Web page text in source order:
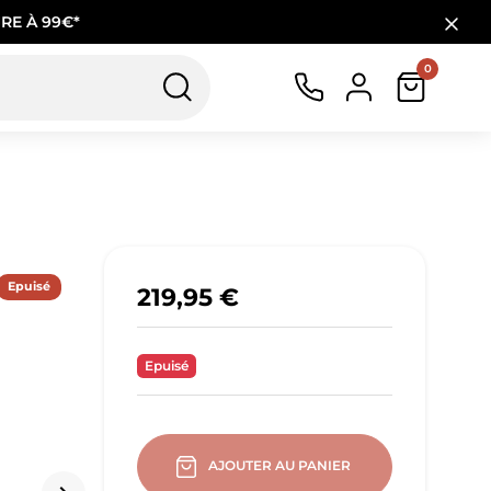
À 99€*
0
Epuisé 219,95 €
Epuisé
AJOUTER AU PANIER